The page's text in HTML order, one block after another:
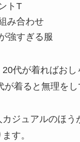
トT
み合わせ
強すぎる服
代が着ればおし
が着ると無理を
ジュアルのほう
す。